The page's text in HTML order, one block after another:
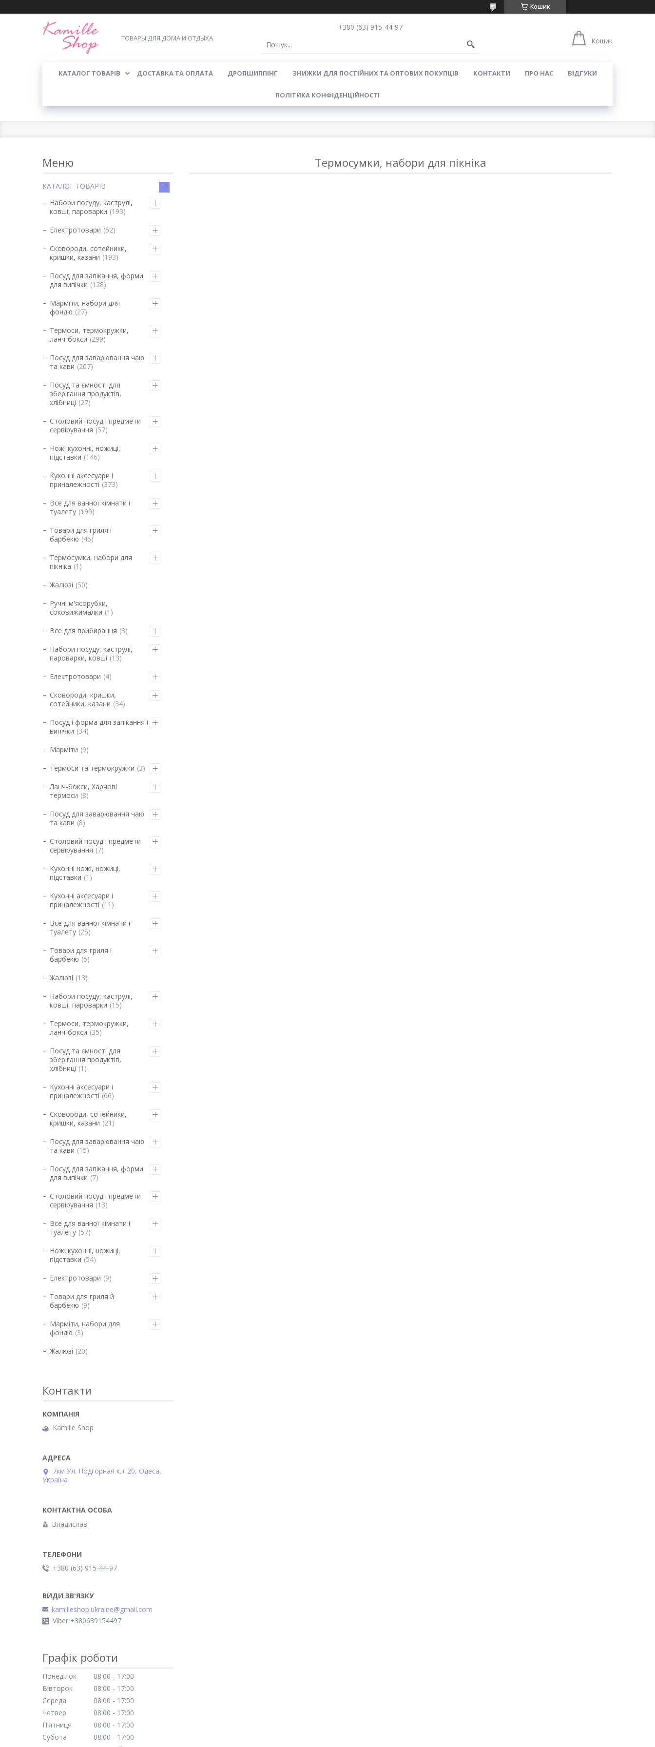
Кошик
ТОВАРЫ ДЛЯ ДОМА И ОТДЫХА
+380 (63) 915-44-97
Кошик
КАТАЛОГ ТОВАРІВ ДОСТАВКА ТА ОПЛАТА ДРОПШИППІНГ ЗНИЖКИ ДЛЯ ПОСТІЙНИХ ТА ОПТОВИХ ПОКУПЦІВ КОНТАКТИ ПРО НАС ВІДГУКИ
ПОЛІТИКА КОНФІДЕНЦІЙНОСТІ
Термосумки, набори для пікніка
КАТАЛОГ ТОВАРІВ
Набори посуду, каструлі,
ковші, пароварки 193
Електротовари 52
Сковороди, сотейники,
кришки, казани 193
Посуд для запікання, форми
для випічки 128
Марміти, набори для
фондю 27
Термоси, термокружки,
ланч-бокси 299
Посуд для заварювання чаю
та кави 207
Посуд та ємності для
зберігання продуктів,
хлібниці 27
Столовий посуд і предмети
сервірування 57
Ножі кухонні, ножиці,
підставки 146
Кухонні аксесуари і
приналежності 373
Все для ванної кімнати і
туалету 199
Товари для гриля і
барбекю 46
Термосумки, набори для
пікніка 1
Жалюзі 50
Ручні м'ясорубки,
соковижималки 1
Все для прибирання 3
Набори посуду, каструлі,
пароварки, ковші 13
Електротовари 4
Сковороди, кришки,
сотейники, казани 34
Посуд і форма для запікання і
випічки 34
Марміти 9
Термоси та термокружки 3
Ланч-бокси, Харчові
термоси 8
Посуд для заварювання чаю
та кави 8
Столовий посуд і предмети
сервірування 7
Кухонні ножі, ножиці,
підставки 1
Кухонні аксесуари і
приналежності 11
Все для ванної кімнати і
туалету 25
Товари для гриля і
барбекю 5
Жалюзі 13
Набори посуду, каструлі,
ковші, пароварки 15
Термоси, термокружки,
ланч-бокси 35
Посуд та ємності для
зберігання продуктів,
хлібниці 1
Кухонні аксесуари і
приналежності 66
Сковороди, сотейники,
кришки, казани 21
Посуд для заварювання чаю
та кави 15
Посуд для запікання, форми
для випічки 7
Столовий посуд і предмети
сервірування 13
Все для ванної кімнати і
туалету 57
Ножі кухонні, ножиці,
підставки 54
Електротовари 9
Товари для гриля й
барбекю 9
Марміти, набори для
фондю 3
Жалюзі 20
Контакти
Kamille Shop
7км Ул. Подгорная к.т 20, Одеса,
Україна
Владислав
+380 (63) 915-44-97
kamilleshop.ukraine@gmail.com
Viber +380639154497
Графік роботи
Понеділок 08:00
17:00
Вівторок
08:00
17:00
Середа
08:00
17:00
Четвер
08:00
17:00
Пʼятниця
08:00
17:00
Субота
08:00
17:00